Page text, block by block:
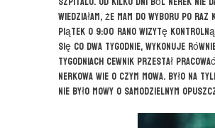
Wiedziałam, że mam do wyboru po
piątek o 9:00 rano wizytę kontrolną
się co dwa tygodnie, wykonuje
tygodniach cewnik przestał
nerkowa wie o czym mowa. Było
nie było mowy o samodzielnym